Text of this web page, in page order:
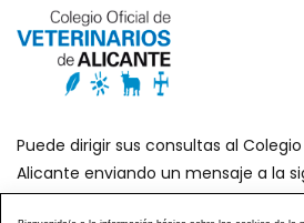
Puede dirigir sus consultas al
Alicante enviando un mensaje a la
secretaria@icoval.org